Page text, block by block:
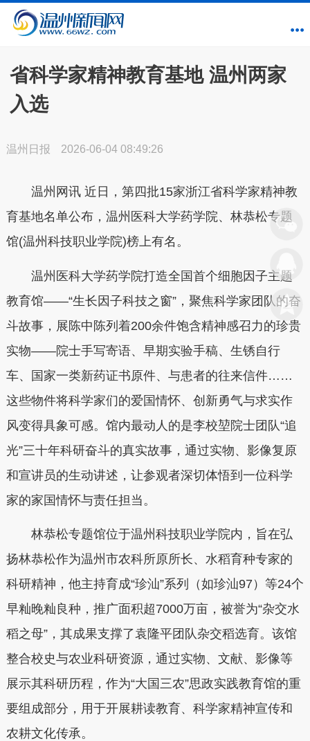
省科学家精神教育基地 温州两家
入选
温州日报 2026-06-04 08:49:26
温州网讯 近日，第四批15家浙江省科学家精神教
育基地名单公布，温州医科大学药学院、林恭松专题
馆(温州科技职业学院)榜上有名。
温州医科大学药学院打造全国首个细胞因子主题
教育馆——“生长因子科技之窗”，聚焦科学家团队的奋
斗故事，展陈中陈列着200余件饱含精神感召力的珍贵
实物——院士手写寄语、早期实验手稿、生锈自行
车、国家一类新药证书原件、与患者的往来信件……
这些物件将科学家们的爱国情怀、创新勇气与求实作
风变得具象可感。馆内最动人的是李校堃院士团队“追
光”三十年科研奋斗的真实故事，通过实物、影像复原
和宣讲员的生动讲述，让参观者深切体悟到一位科学
家的家国情怀与责任担当。
林恭松专题馆位于温州科技职业学院内，旨在弘
扬林恭松作为温州市农科所原所长、水稻育种专家的
科研精神，他主持育成“珍汕”系列（如珍汕97）等24个
早籼晚籼良种，推广面积超7000万亩，被誉为“杂交水
稻之母”，其成果支撑了袁隆平团队杂交稻选育。该馆
整合校史与农业科研资源，通过实物、文献、影像等
展示其科研历程，作为“大国三农”思政实践教育馆的重
要组成部分，用于开展耕读教育、科学家精神宣传和
农耕文化传承。